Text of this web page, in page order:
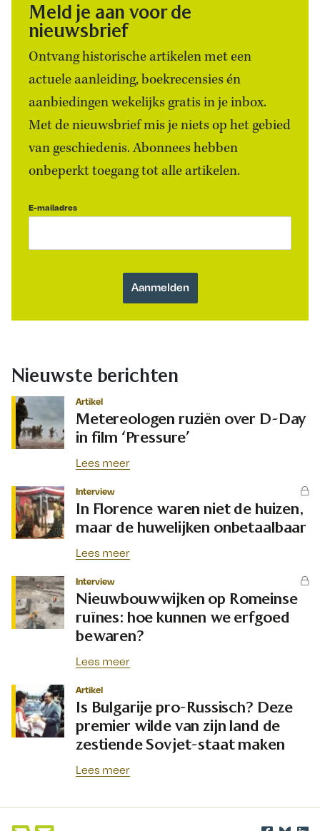
Meld je aan voor de
nieuwsbrief
Ontvang historische artikelen met een
actuele aanleiding, boekrecensies én
aanbiedingen wekelijks gratis in je inbox.
Met de nieuwsbrief mis je niets op het gebied
van geschiedenis. Abonnees hebben
onbeperkt toegang tot alle artikelen.
E-mailadres
Nieuwste berichten
Artikel
Metereologen ruziën over D-Day
in film ‘Pressure’
Lees meer
Interview
In Florence waren niet de huizen,
maar de huwelijken onbetaalbaar
Lees meer
Interview
Nieuwbouwwijken op Romeinse
ruïnes: hoe kunnen we erfgoed
bewaren?
Lees meer
Artikel
Is Bulgarije pro-Russisch? Deze
premier wilde van zijn land de
zestiende Sovjet-staat maken
Lees meer